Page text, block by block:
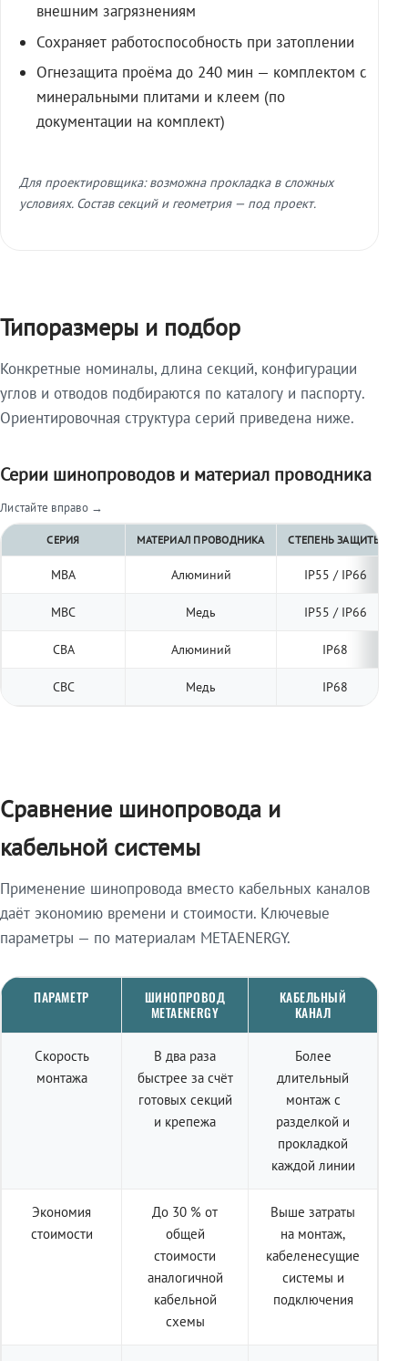
внешним загрязнениям
Сохраняет работоспособность при затоплении
Огнезащита проёма до 240 мин — комплектом с
минеральными плитами и клеем (по
документации на комплект)
Для проектировщика: возможна прокладка в сложных
условиях. Состав секций и геометрия — под проект.
Типоразмеры и подбор
Конкретные номиналы, длина секций, конфигурации
углов и отводов подбираются по каталогу и паспорту.
Ориентировочная структура серий приведена ниже.
Серии шинопроводов и материал проводника
Листайте вправо →
СЕРИЯ МАТЕРИАЛ ПРОВОДНИКА СТЕПЕНЬ ЗАЩИТЫ
МВА Алюминий IP55 / IP66
МВС Медь IP55 / IP66
СВА Алюминий IP68
СВС Медь IP68
Сравнение шинопровода и
кабельной системы
Применение шинопровода вместо кабельных каналов
даёт экономию времени и стоимости. Ключевые
параметры — по материалам METAENERGY.
ПАРАМЕТР
ШИНОПРОВОД
METAENERGY
КАБЕЛЬНЫЙ
КАНАЛ
Скорость
монтажа
В два раза
быстрее за счёт
готовых секций
и крепежа
Более
длительный
монтаж с
разделкой и
прокладкой
каждой линии
Экономия
стоимости
До 30 % от
общей
стоимости
аналогичной
кабельной
схемы
Выше затраты
на монтаж,
кабеленесущие
системы и
подключения